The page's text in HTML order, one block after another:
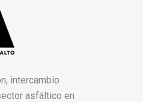
intercambio
asfáltico en